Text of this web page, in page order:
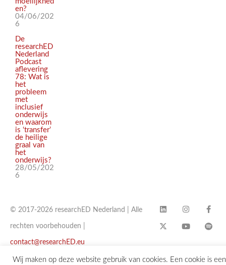
en?
04/06/202
6
De
researchED
Nederland
Podcast
aflevering
78: Wat is
het
probleem
met
inclusief
onderwijs
en waarom
is ‘transfer’
de heilige
graal van
het
onderwijs?
28/05/202
6
© 2017-2026 researchED Nederland | Alle
rechten voorbehouden |
contact@researchED.eu
Wij maken op deze website gebruik van cookies. Een cookie is een